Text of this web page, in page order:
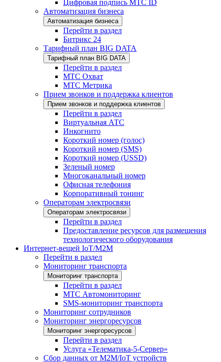
Цифровая подпись МТС ID
Автоматизация бизнеса
Автоматизация бизнеса
Перейти в раздел
Битрикс 24
Тарифный план BIG DATA
Тарифный план BIG DATA
Перейти в раздел
МТС Охват
МТС Метрика
Прием звонков и поддержка клиентов
Прием звонков и поддержка клиентов
Перейти в раздел
Виртуальная АТС
Инкогнито
Короткий номер (голос)
Короткий номер (SMS)
Короткий номер (USSD)
Зеленый номер
Многоканальный номер
Офисная телефония
Корпоративный тонинг
Операторам электросвязи
Операторам электросвязи
Перейти в раздел
Предоставление ресурсов для размещения
технологического оборудования
Интернет-вещей IoT/M2M
Перейти в раздел
Мониторинг транспорта
Мониторинг транспорта
Перейти в раздел
МТС Автомониторинг
SMS-мониторинг транспорта
Мониторинг сотрудников
Мониторинг энергоресурсов
Мониторинг энергоресурсов
Перейти в раздел
Услуга «Телематика-5-Сервер»
Сбор данных от М2М/IoT устройств